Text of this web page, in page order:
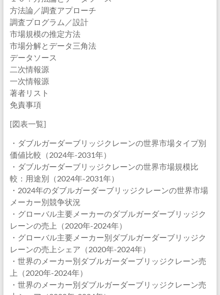
方法論／調査アプローチ
調査プログラム／設計
市場規模の推定方法
市場分解とデータ三角法
データソース
二次情報源
一次情報源
著者リスト
免責事項
[図表一覧]
・ダブルガーダーブリッジクレーンの世界市場タイプ別
価値比較（2024年-2031年）
・ダブルガーダーブリッジクレーンの世界市場規模比
較：用途別（2024年-2031年）
・2024年のダブルガーダーブリッジクレーンの世界市場
メーカー別競争状況
・グローバル主要メーカーのダブルガーダーブリッジク
レーンの売上（2020年-2024年）
・グローバル主要メーカー別ダブルガーダーブリッジク
レーンの売上シェア（2020年-2024年）
・世界のメーカー別ダブルガーダーブリッジクレーン売
上（2020年-2024年）
・世界のメーカー別ダブルガーダーブリッジクレーン売